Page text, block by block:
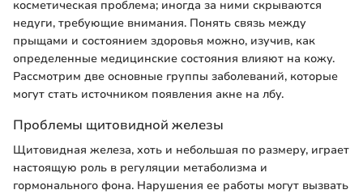
косметическая проблема; иногда за ними скрываются
недуги, требующие внимания. Понять связь между
прыщами и состоянием здоровья можно, изучив, как
определенные медицинские состояния влияют на кожу.
Рассмотрим две основные группы заболеваний, которые
могут стать источником появления акне на лбу.
Проблемы щитовидной железы
Щитовидная железа, хоть и небольшая по размеру, играет
настоящую роль в регуляции метаболизма и
гормонального фона. Нарушения ее работы могут вызвать